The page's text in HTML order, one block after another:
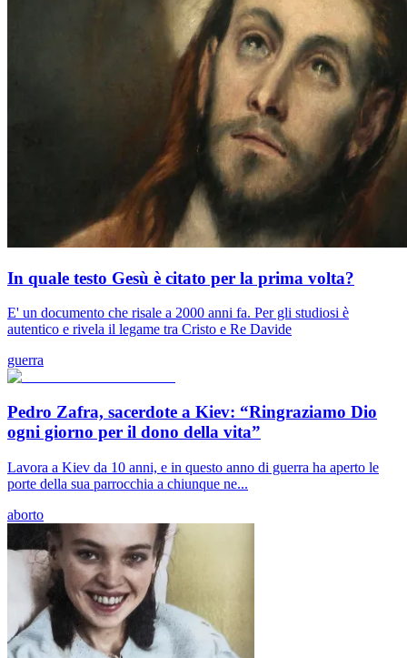
In quale testo Gesù è citato per la prima volta?
E' un documento che risale a 2000 anni fa. Per gli studiosi è
autentico e rivela il legame tra Cristo e Re Davide
guerra
Pedro Zafra, sacerdote a Kiev: “Ringraziamo Dio
ogni giorno per il dono della vita”
Lavora a Kiev da 10 anni, e in questo anno di guerra ha aperto le
porte della sua parrocchia a chiunque ne...
aborto